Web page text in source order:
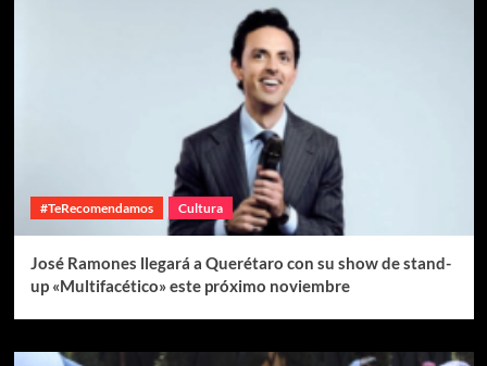
#TeRecomendamos Cultura
José Ramones llegará a Querétaro con su show de stand-
up «Multifacético» este próximo noviembre